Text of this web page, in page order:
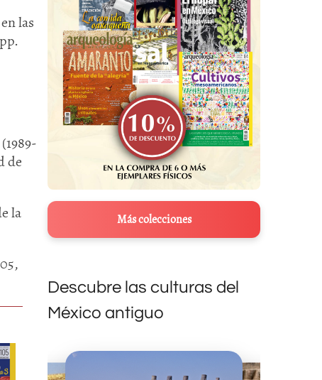
las
de
la
Más colecciones
Descubre las culturas del
México antiguo